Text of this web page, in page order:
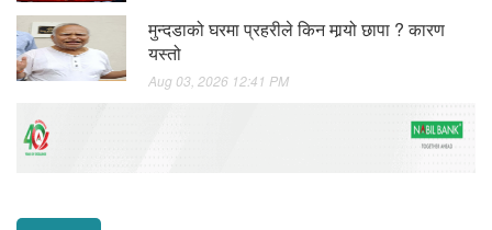
मुन्दडाको घरमा प्रहरीले किन मार्‍यो छापा ? कारण
यस्तो
Aug 03, 2026 12:41 PM